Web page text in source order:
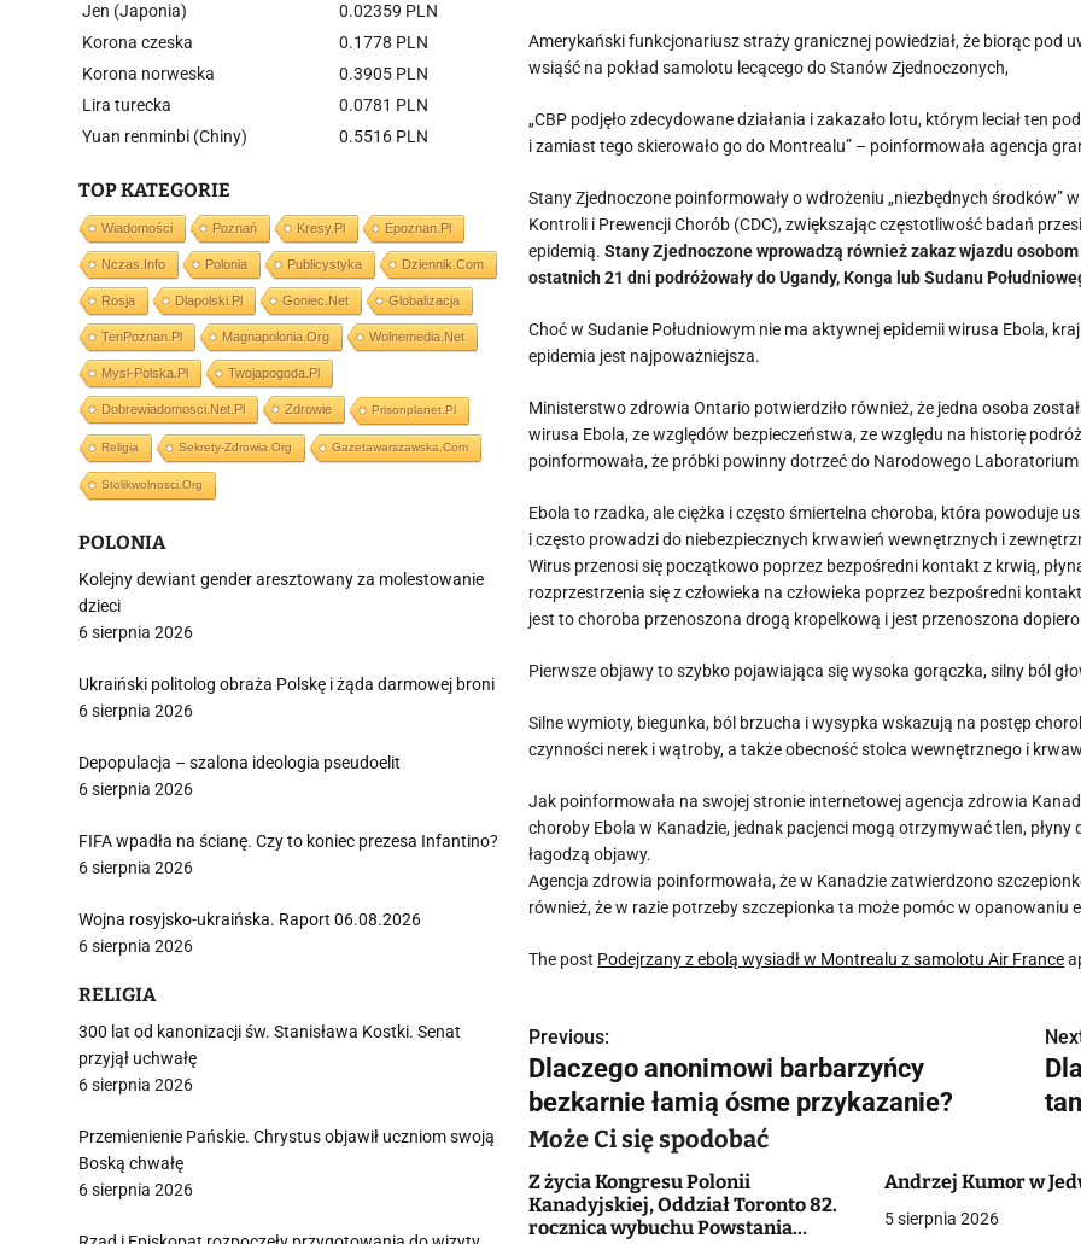
Amerykański funkcjonariusz straży granicznej powiedział, że biorąc pod
wsiąść na pokład samolotu lecącego do Stanów Zjednoczonych,
„CBP podjęło zdecydowane działania i zakazało lotu, którym leciał ten
i zamiast tego skierowało go do Montrealu” – poinformowała agencja
Stany Zjednoczone poinformowały o wdrożeniu „niezbędnych środków”
Kontroli i Prewencji Chorób (CDC), zwiększając częstotliwość badań
epidemią.Stany Zjednoczone wprowadzą również zakaz wjazdu
ostatnich 21 dni podróżowały do ​​Ugandy, Konga lub Sudanu
Choć w Sudanie Południowym nie ma aktywnej epidemii wirusa Ebola,
epidemia jest najpoważniejsza.
Ministerstwo zdrowia Ontario potwierdziło również, że jedna osoba
wirusa Ebola, ze względów bezpieczeństwa, ze względu na historię
poinformowała, że ​​próbki powinny dotrzeć do Narodowego
Ebola to rzadka, ale ciężka i często śmiertelna choroba, która powoduje
i często prowadzi do niebezpiecznych krwawień wewnętrznych i
Wirus przenosi się początkowo poprzez bezpośredni kontakt z krwią,
rozprzestrzenia się z człowieka na człowieka poprzez bezpośredni
jest to choroba przenoszona drogą kropelkową i jest przenoszona
Pierwsze objawy to szybko pojawiająca się wysoka gorączka, silny ból
Silne wymioty, biegunka, ból brzucha i wysypka wskazują na postęp
czynności nerek i wątroby, a także obecność stolca wewnętrznego i
Jak poinformowała na swojej stronie internetowej agencja zdrowia
choroby Ebola w Kanadzie, jednak pacjenci mogą otrzymywać tlen,
łagodzą objawy.
Agencja zdrowia poinformowała, że ​​w Kanadzie zatwierdzono
również, że w razie potrzeby szczepionka ta może pomóc w opanowaniu
The post Podejrzany z ebolą wysiadł w Montrealu z samolotu Air France
N
a
w
i
g
Previous:
Dlaczego anonimowi barbarzyńcy
bezkarnie łamią ósme przykazanie?
Może Ci się spodobać
Z życia Kongresu Polonii
Kanadyjskiej, Oddział Toronto 82.
rocznica wybuchu Powstania
Andrzej Kumor w
5 sierpnia 2026
Jen (Japonia)
0.02359 PLN
Korona czeska
0.1778 PLN
Korona norweska
0.3905 PLN
Lira turecka
0.0781 PLN
Yuan renminbi (Chiny)
0.5516 PLN
TOP KATEGORIE
Wiadomości Poznań Kresy.pl Epoznan.pl
Nczas.info Polonia Publicystyka Dziennik.com
Rosja Dlapolski.pl Goniec.net Globalizacja
TenPoznan.pl Magnapolonia.org Wolnemedia.net
Mysl-Polska.pl Twojapogoda.pl
Dobrewiadomosci.net.pl Zdrowie Prisonplanet.pl
Religia Sekrety-Zdrowia.org Gazetawarszawska.com
Stolikwolnosci.org
POLONIA
Kolejny dewiant gender aresztowany za molestowanie
dzieci
6 sierpnia 2026
Ukraiński politolog obraża Polskę i żąda darmowej broni
6 sierpnia 2026
Depopulacja – szalona ideologia pseudoelit
6 sierpnia 2026
FIFA wpadła na ścianę. Czy to koniec prezesa Infantino?
6 sierpnia 2026
Wojna rosyjsko-ukraińska. Raport 06.08.2026
6 sierpnia 2026
RELIGIA
300 lat od kanonizacji św. Stanisława Kostki. Senat
przyjął uchwałę
6 sierpnia 2026
Przemienienie Pańskie. Chrystus objawił uczniom swoją
Boską chwałę
6 sierpnia 2026